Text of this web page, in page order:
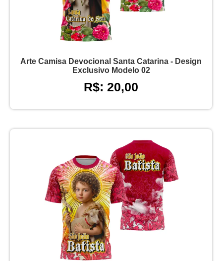
Arte Camisa Devocional Santa Catarina - Design
Exclusivo Modelo 02
R$: 20,00